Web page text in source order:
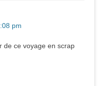
pm
de ce voyage en scrap